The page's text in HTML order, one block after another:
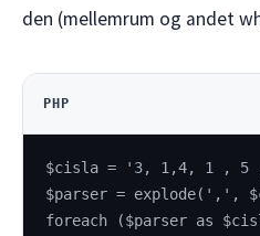
den (mellemrum og andet
PHP
$cisla = '3, 1,4, 1 , 5
$parser = explode(',',
foreach ($parser as